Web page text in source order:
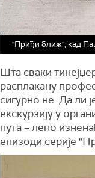
"Приђи ближ", кад
Шта сваки
расплакану
сигурно не. Да ли
екскурзију у
пута – лепо
епизоди серије